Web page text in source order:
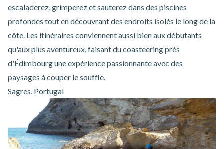
escaladerez, grimperez et sauterez dans des piscines
profondes tout en découvrant des endroits isolés le long de la
côte. Les itinéraires conviennent aussi bien aux débutants
qu'aux plus aventureux, faisant ducoasteering près
d'Édimbourgune expérience passionnante avec des
paysages à couper le souffle.
Sagres, Portugal